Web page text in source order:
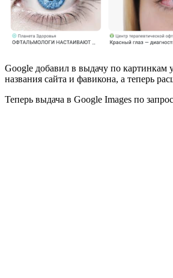
Google добавил в выдачу по картинкам
названия сайта и фавикона, а теперь
Теперь выдача в Google Images по